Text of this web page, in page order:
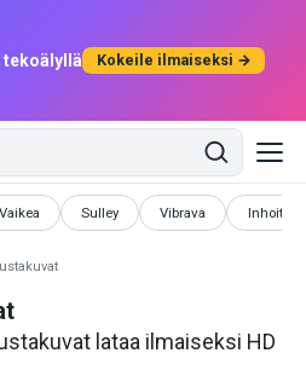
tekoälyllä Kokeile ilmaiseksi →
Vaikea
Taustakuvat Sulley
Taustakuvat Vibrava
Taustakuvat
lataa ilmaiseksi HD